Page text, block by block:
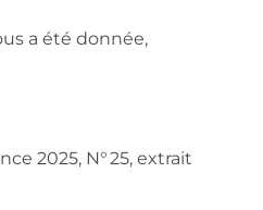
a été donnée,
2025, N° 25, extrait